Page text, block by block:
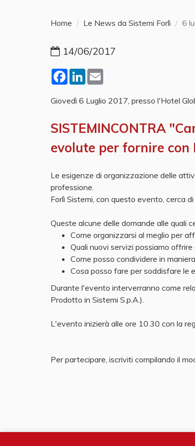
Home Le News da Sistemi Forlì 6
14/06/2017
Facebook
LinkedIn
Giovedì 6 Luglio 2017, presso l'Hotel
SISTEMINCONTRA
evolute per fornire con
Le esigenze di organizzazione delle
professione.
Forlì Sistemi, con questo evento, cerca
Queste alcune delle domande alle quali
​Come organizzarsi al meglio per
​Quali nuovi servizi possiamo
​Come posso condividere in
​Cosa posso fare per soddisfare le
Durante l'evento interverranno come
Prodotto in Sistemi S.p.A.).
L'evento inizierà alle ore 10.30 con la
Per partecipare, iscriviti compilando il